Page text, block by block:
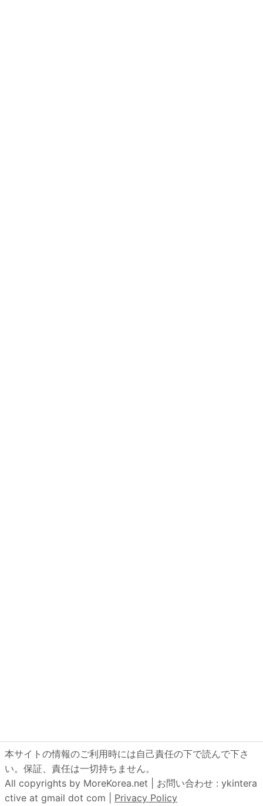
本サイトの情報のご利用時には自己責任の下で読んで下さ
い。保証、責任は一切持ちません。
All copyrights by MoreKorea.net | お問い合わせ : ykintera
ctive at gmail dot com | Privacy Policy